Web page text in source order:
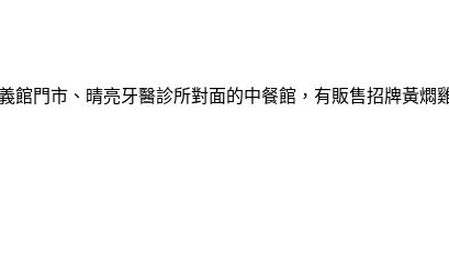
門市、晴亮牙醫診所對面的中餐館，有販售招牌黃